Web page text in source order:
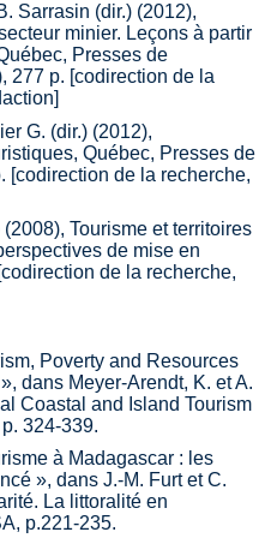
Sarrasin (dir.) (2012),
minier. Leçons à partir
Presses de
277 p. [codirection de la
G. (dir.) (2012),
Québec, Presses de
[codirection de la recherche,
Tourisme et territoires
de mise en
de la recherche,
Poverty and Resources
dans Meyer-Arendt, K. et A.
Coastal and Island Tourism
324-339.
à Madagascar : les
», dans J.-M. Furt et C.
La littoralité en
p.221-235.